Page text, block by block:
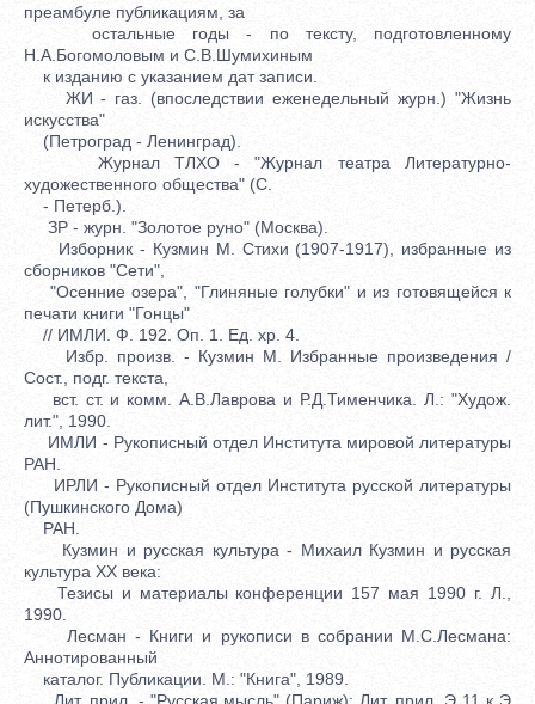
преамбуле публикациям, за
остальные годы - по тексту, подготовленному
Н.А.Богомоловым и С.В.Шумихиным
к изданию с указанием дат записи.
ЖИ - газ. (впоследствии еженедельный журн.) "Жизнь
искусства"
(Петроград - Ленинград).
Журнал ТЛХО - "Журнал театра Литературно-
художественного общества" (С.
- Петерб.).
ЗР - журн. "Золотое руно" (Москва).
Изборник - Кузмин М. Стихи (1907-1917), избранные из
сборников "Сети",
"Осенние озера", "Глиняные голубки" и из готовящейся к
печати книги "Гонцы"
// ИМЛИ. Ф. 192. Оп. 1. Ед. хр. 4.
Избр. произв. - Кузмин М. Избранные произведения /
Сост., подг. текста,
вст. ст. и комм. А.В.Лаврова и Р.Д.Тименчика. Л.: "Худож.
лит.", 1990.
ИМЛИ - Рукописный отдел Института мировой литературы
РАН.
ИРЛИ - Рукописный отдел Института русской литературы
(Пушкинского Дома)
РАН.
Кузмин и русская культура - Михаил Кузмин и русская
культура XX века:
Тезисы и материалы конференции 157 мая 1990 г. Л.,
1990.
Лесман - Книги и рукописи в собрании М.С.Лесмана:
Аннотированный
каталог. Публикации. М.: "Книга", 1989.
Лит. прил. - "Русская мысль" (Париж): Лит. прил. Э 11 к Э